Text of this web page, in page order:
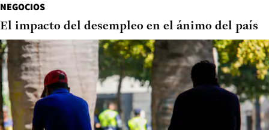
NEGOCIOS
El impacto del desempleo en el ánimo del país